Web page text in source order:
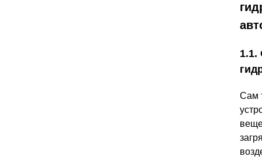
1.1.
Сам